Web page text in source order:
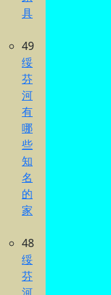
具
49
绥
芬
河
有
哪
些
知
名
的
家
48
绥
芬